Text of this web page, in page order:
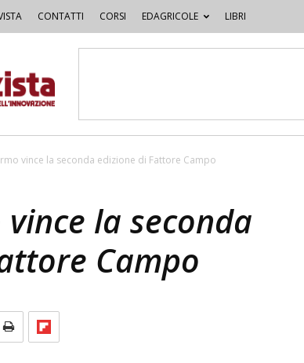
CONTATTI CORSI EDAGRICOLE LIBRI
vince la seconda edizione di Fattore Campo
la seconda
Campo